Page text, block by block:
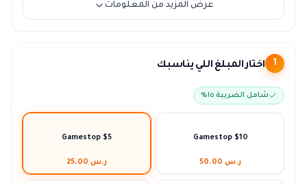
عرض المزيد من المعلومات
1 اختار المبلغ اللي يناسبك
شامل الضريبة ١٥٪
Gamestop $5
ر.س 25.00
Gamestop $10
ر.س 50.00